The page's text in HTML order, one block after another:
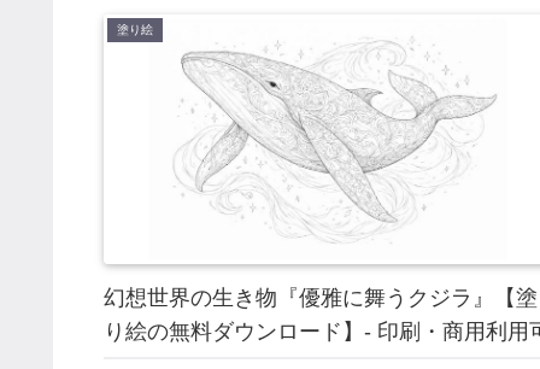
塗り絵
幻想世界の生き物『優雅に舞うクジラ』【塗
り絵の無料ダウンロード】- 印刷・商用利用